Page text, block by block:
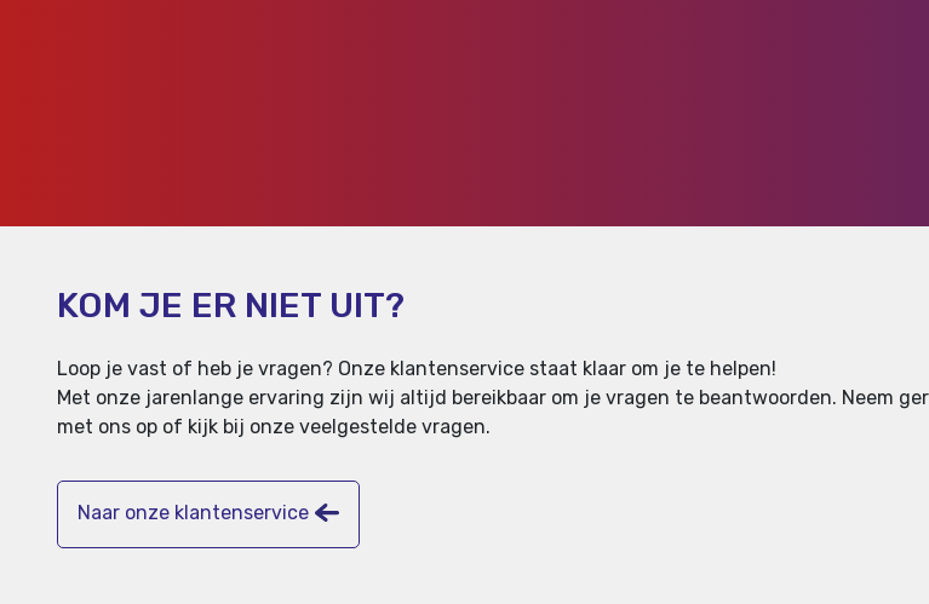
KOM JE ER NIET UIT?
Loop je vast of heb je vragen? Onze klantenservice staat klaar om je te helpen!
Met onze jarenlange ervaring zijn wij altijd bereikbaar om je vragen te beantwoorden. Neem
met ons op of kijk bij onze veelgestelde vragen.
Naar onze klantenservice